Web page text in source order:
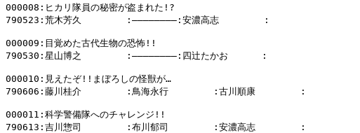
000008:ヒカリ隊員の秘密が盗まれた!?
790523:荒木芳久        :――――――――:安濃高志        :
000009:目覚めた古代生物の恐怖!!
790530:星山博之        :――――――――:四辻たかお      :
000010:見えたぞ!!まぼろしの怪獣が…
790606:藤川桂介        :鳥海永行        :古川順康        :
000011:科学警備隊へのチャレンジ!!
790613:吉川惣司        :布川郁司        :安濃高志        :